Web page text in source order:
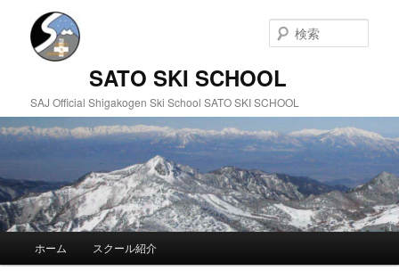
SATO SKI SCHOOL
SAJ Official Shigakogen Ski School SATO SKI SCHOOL
索
メインコンテンツへ移動
サブコンテンツへ移動
ホーム スクール紹介